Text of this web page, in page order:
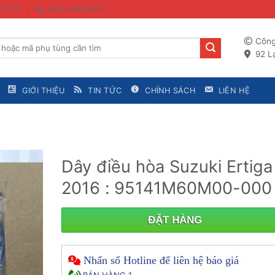
0944.689.689
92
GIỚI THIỆU TIN TỨC CHÍNH SÁCH LIÊN HỆ
Dây điều hòa Suzuki Ertiga
2016 : 95141M60M00-000
ĐẶT HÀNG
Nhấn số Hotline để liên hệ báo giá